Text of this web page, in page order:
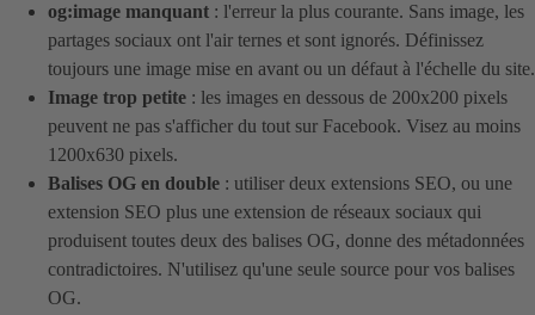
og:image manquant : l'erreur la plus courante. Sans image, les
partages sociaux ont l'air ternes et sont ignorés. Définissez
toujours une image mise en avant ou un défaut à l'échelle du site.
Image trop petite : les images en dessous de 200x200 pixels
peuvent ne pas s'afficher du tout sur Facebook. Visez au moins
1200x630 pixels.
Balises OG en double : utiliser deux extensions SEO, ou une
extension SEO plus une extension de réseaux sociaux qui
produisent toutes deux des balises OG, donne des métadonnées
contradictoires. N'utilisez qu'une seule source pour vos balises
OG.